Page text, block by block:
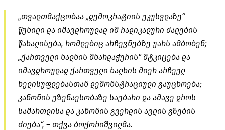
„თვალთმაქცობაა „დემოკრატიის უკუსვლაზე“
წუხილი და იმავდროულად იმ რადიკალური ძალების
წახალისება, რომლებიც არჩევნებზე უარს ამბობენ;
„ქართველი ხალხის მხარდაჭერის“ მტკიცება და
იმავდროულად ქართველი ხალხის მიერ არჩეულ
ხელისუფლებასთან დემონსტრაციული გაუცხოება;
კანონის უზენაესობაზე საუბარი და ამავე დროს
სამართლისა და კანონის გვერდის ავლის გზების
ძიება“, – თქვა ბოჭორიშვილმა.